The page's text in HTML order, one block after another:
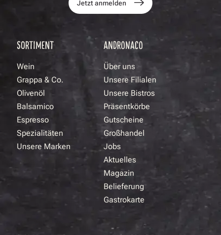
Jetzt anmelden
SORTIMENT
Wein
Grappa & Co.
Olivenöl
Balsamico
Espresso
Spezialitäten
Unsere Marken
ANDRONACO
Über uns
Unsere Filialen
Unsere Bistros
Präsentkörbe
Gutscheine
Großhandel
Jobs
Aktuelles
Magazin
Belieferung
Gastrokarte